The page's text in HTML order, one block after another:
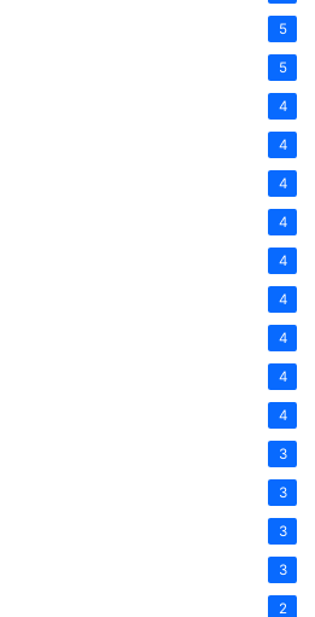
5
5
4
4
4
4
4
4
4
4
4
3
3
3
3
2